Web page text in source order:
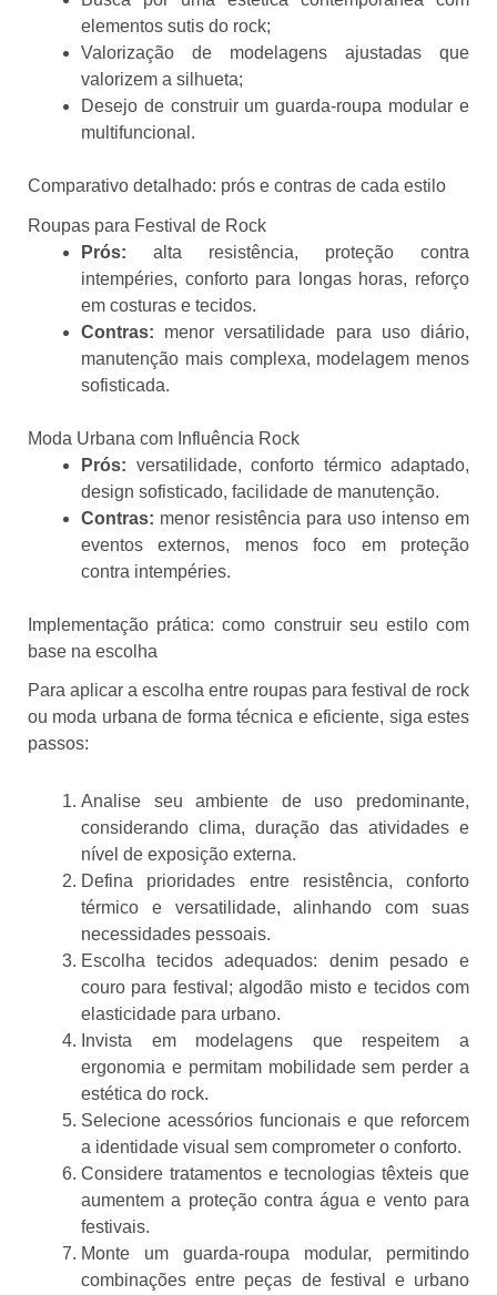
elementos sutis do rock;
Valorização de modelagens ajustadas que
valorizem a silhueta;
Desejo de construir um guarda-roupa modular e
multifuncional.
Comparativo detalhado: prós e contras de cada estilo
Roupas para Festival de Rock
Prós: alta resistência, proteção contra
intempéries, conforto para longas horas, reforço
em costuras e tecidos.
Contras: menor versatilidade para uso diário,
manutenção mais complexa, modelagem menos
sofisticada.
Moda Urbana com Influência Rock
Prós: versatilidade, conforto térmico adaptado,
design sofisticado, facilidade de manutenção.
Contras: menor resistência para uso intenso em
eventos externos, menos foco em proteção
contra intempéries.
Implementação prática: como construir seu estilo com
base na escolha
Para aplicar a escolha entre roupas para festival de rock
ou moda urbana de forma técnica e eficiente, siga estes
passos:
Analise seu ambiente de uso predominante,
considerando clima, duração das atividades e
nível de exposição externa.
Defina prioridades entre resistência, conforto
térmico e versatilidade, alinhando com suas
necessidades pessoais.
Escolha tecidos adequados: denim pesado e
couro para festival; algodão misto e tecidos com
elasticidade para urbano.
Invista em modelagens que respeitem a
ergonomia e permitam mobilidade sem perder a
estética do rock.
Selecione acessórios funcionais e que reforcem
a identidade visual sem comprometer o conforto.
Considere tratamentos e tecnologias têxteis que
aumentem a proteção contra água e vento para
festivais.
Monte um guarda-roupa modular, permitindo
combinações entre peças de festival e urbano